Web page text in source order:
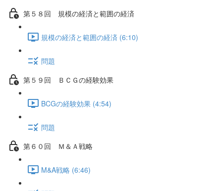
第５８回 規模の経済と範囲の経済
規模の経済と範囲の経済 (6:10)
問題
第５９回 ＢＣＧの経験効果
BCGの経験効果 (4:54)
問題
第６０回 Ｍ＆Ａ戦略
M&A戦略 (6:46)